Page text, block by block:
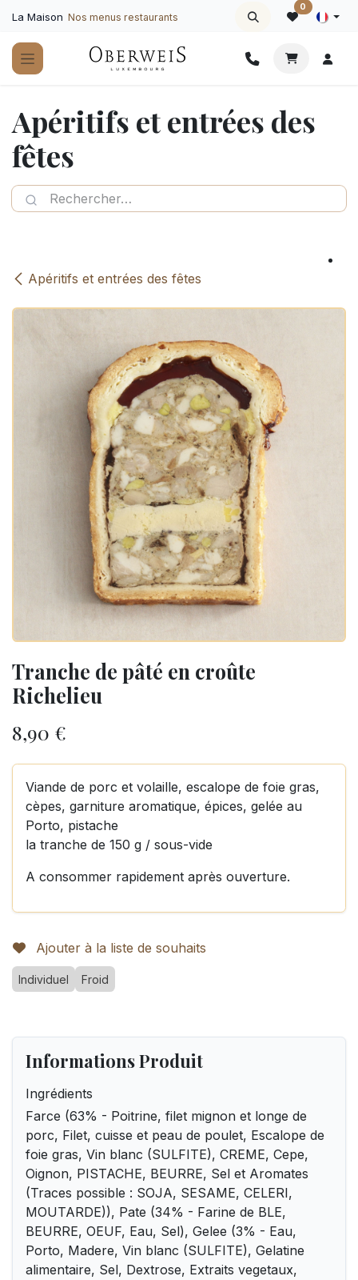
La Maison Nos menus restaurants
0
Apéritifs et entrées des
fêtes
Apéritifs et entrées des fêtes
Tranche de pâté en croûte
Richelieu
8,90 €
Viande de porc et volaille, escalope de foie gras,
cèpes, garniture aromatique, épices, gelée au
Porto, pistache
la tranche de 150 g / sous-vide
A consommer rapidement après ouverture.
Ajouter à la liste de souhaits
Individuel Froid
Informations Produit
Ingrédients
Farce (63% - Poitrine, filet mignon et longe de
porc, Filet, cuisse et peau de poulet, Escalope de
foie gras, Vin blanc (SULFITE), CREME, Cepe,
Oignon, PISTACHE, BEURRE, Sel et Aromates
(Traces possible : SOJA, SESAME, CELERI,
MOUTARDE)), Pate (34% - Farine de BLE,
BEURRE, OEUF, Eau, Sel), Gelee (3% - Eau,
Porto, Madere, Vin blanc (SULFITE), Gelatine
alimentaire, Sel, Dextrose, Extraits vegetaux,